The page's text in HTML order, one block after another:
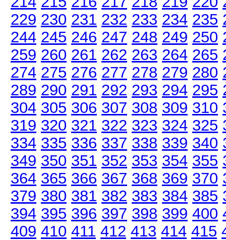
229 230 231 232 233 234 235
244 245 246 247 248 249 250
259 260 261 262 263 264 265
274 275 276 277 278 279 280
289 290 291 292 293 294 295
304 305 306 307 308 309 310
319 320 321 322 323 324 325
334 335 336 337 338 339 340
349 350 351 352 353 354 355
364 365 366 367 368 369 370
379 380 381 382 383 384 385
394 395 396 397 398 399 400
409 410 411 412 413 414 415